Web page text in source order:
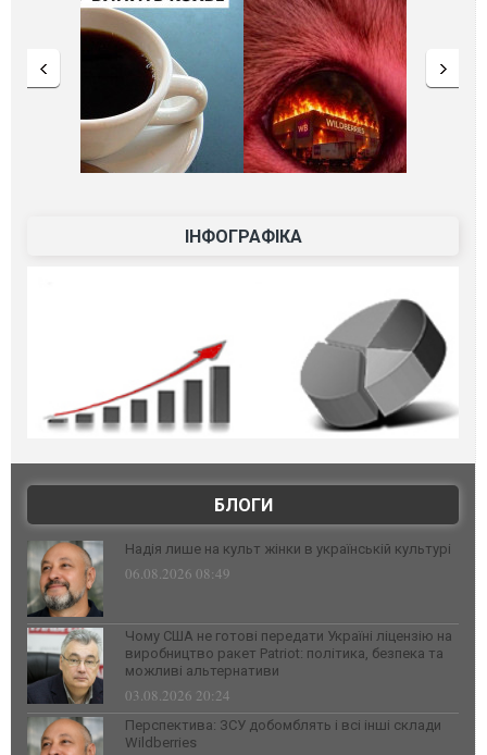
ІНФОГРАФІКА
БЛОГИ
Надія лише на культ жінки в українській культурі
06.08.2026 08:49
Чому США не готові передати Україні ліцензію на
виробництво ракет Patriot: політика, безпека та
можливі альтернативи
03.08.2026 20:24
Перспектива: ЗСУ добомблять і всі інші склади
Wildberries